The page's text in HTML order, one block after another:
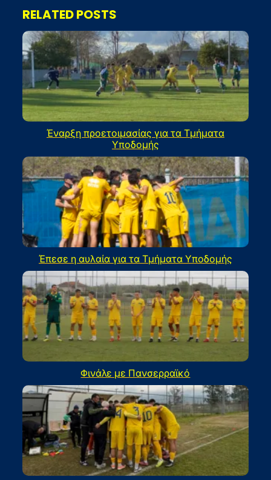
RELATED POSTS
Έναρξη προετοιμασίας για τα Τμήματα
Υποδομής
Έπεσε η αυλαία για τα Τμήματα Υποδομής
Φινάλε με Πανσερραϊκό